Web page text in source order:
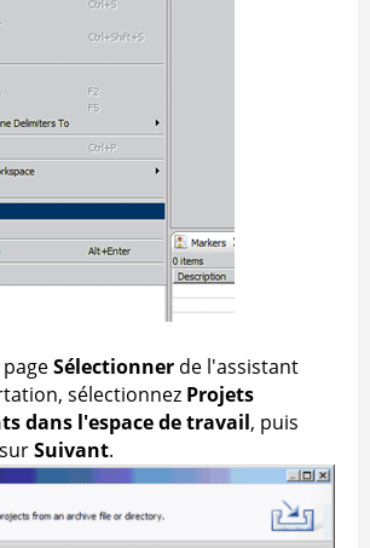
Sélectionner de l'assistant
sélectionnez Projets
dans l'espace de travail, puis
Suivant.